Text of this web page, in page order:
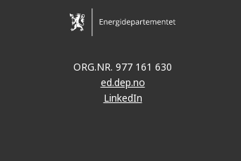
ORG.NR. 977 161 630
ed.dep.no
LinkedIn